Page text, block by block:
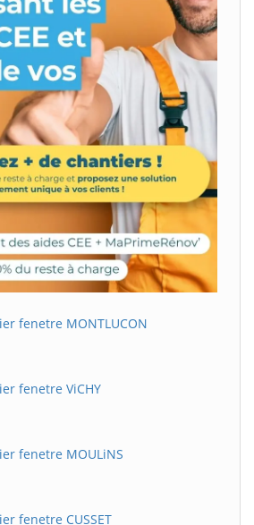
fenetre MONTLUCON
fenetre ViCHY
fenetre MOULiNS
fenetre CUSSET